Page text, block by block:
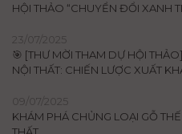
HỘI THẢO “CHUYỂN ĐỔI XANH
23/07/2025
🎯 [THƯ MỜI THAM DỰ HỘI
NỘI THẤT: CHIẾN LƯỢC XUẤT
09/07/2025
KHÁM PHÁ CHỦNG LOẠI GỖ
THẤT